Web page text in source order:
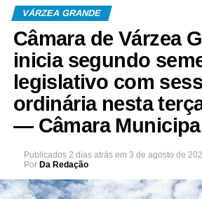
VÁRZEA GRANDE
Câmara de Várzea
inicia segundo
legislativo com
ordinária nesta
— Câmara Municipal
Publicados 2 dias atrás em 3 de agosto de
Por Da Redação